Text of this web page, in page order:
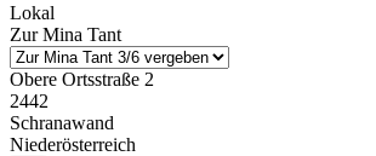
Lokal
Zur Mina Tant
Obere Ortsstraße 2
2442
Schranawand
Niederösterreich